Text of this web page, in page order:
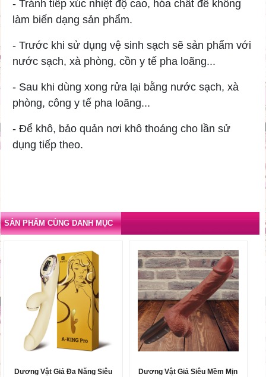
- Tránh tiếp xúc nhiệt độ cao, hóa chất để không
làm biến dạng sản phẩm.
- Trước khi sử dụng vệ sinh sạch sẽ sản phẩm với
nước sạch, xà phòng, cồn y tế pha loãng...
- Sau khi dùng xong rửa lại bằng nước sạch, xà
phòng, công y tế pha loãng...
- Để khô, bảo quản nơi khô thoáng cho lần sử
dụng tiếp theo.
SẢN PHẨM CÙNG DANH MỤC
Dương Vật Giả Đa Năng Siêu
Dương Vật Giả Siêu Mềm Mịn